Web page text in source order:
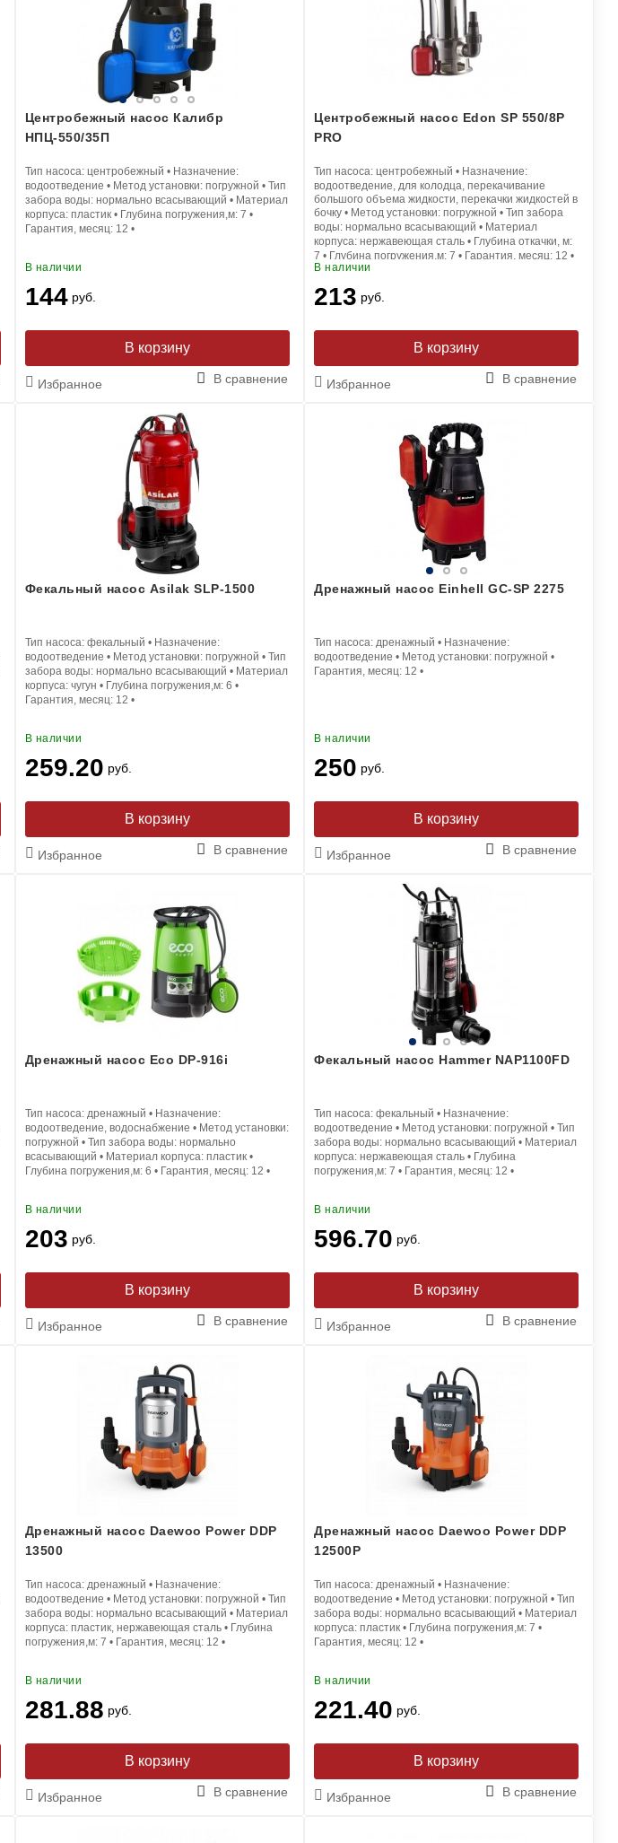
Центробежный насос Калибр
НПЦ-550/35П
Тип насоса: центробежный • Назначение:
водоотведение • Метод установки: погружной • Тип
забора воды: нормально всасывающий • Материал
корпуса: пластик• Глубина погружения,м: 7 •
Гарантия, месяц: 12 •
В наличии
144руб.
В корзину
Избранное В сравнение
Центробежный насос Edon SP 550/8P
PRO
Тип насоса:центробежный • Назначение:
водоотведение, для колодца, перекачивание
большого объема жидкости, перекачки жидкостей в
бочку • Метод установки:погружной •Тип забора
воды:нормально всасывающий • Материал
корпуса:нержавеющая сталь • Глубина откачки, м:
7 • Глубина погружения,м:7 • Гарантия, месяц: 12 •
В наличии
213 руб.
В корзину
Избранное В сравнение
Фекальный насос Asilak SLP-1500
Тип насоса: фекальный • Назначение:
водоотведение • Метод установки: погружной • Тип
забора воды: нормально всасывающий • Материал
корпуса: чугун • Глубина погружения,м: 6 •
Гарантия, месяц: 12 •
В наличии
259.20 руб.
В корзину
Избранное В сравнение
Дренажный насос Einhell GC-SP 2275
Тип насоса:дренажный • Назначение:
водоотведение • Метод установки:погружной •
Гарантия, месяц: 12 •
В наличии
250 руб.
В корзину
Избранное В сравнение
Дренажный насос Eco DP-916i
Тип насоса: дренажный • Назначение:
водоотведение, водоснабжение • Метод установки:
погружной • Тип забора воды: нормально
всасывающий • Материал корпуса: пластик•
Глубина погружения,м: 6 • Гарантия, месяц: 12 •
В наличии
203 руб.
В корзину
Избранное В сравнение
Фекальный насос Hammer NAP1100FD
Тип насоса:фекальный • Назначение:
водоотведение • Метод установки:погружной •Тип
забора воды:нормально всасывающий • Материал
корпуса:нержавеющая сталь • Глубина
погружения,м:7 • Гарантия, месяц: 12 •
В наличии
596.70 руб.
В корзину
Избранное В сравнение
Дренажный насос Daewoo Power DDP
13500
Тип насоса: дренажный • Назначение:
водоотведение • Метод установки: погружной • Тип
забора воды: нормально всасывающий • Материал
корпуса: пластик, нержавеющая сталь• Глубина
погружения,м: 7 • Гарантия, месяц: 12 •
В наличии
281.88 руб.
В корзину
Избранное В сравнение
Дренажный насос Daewoo Power DDP
12500P
Тип насоса:дренажный • Назначение:
водоотведение • Метод установки:погружной •Тип
забора воды:нормально всасывающий • Материал
корпуса:пластик • Глубина погружения,м:7 •
Гарантия, месяц: 12 •
В наличии
221.40 руб.
В корзину
Избранное В сравнение